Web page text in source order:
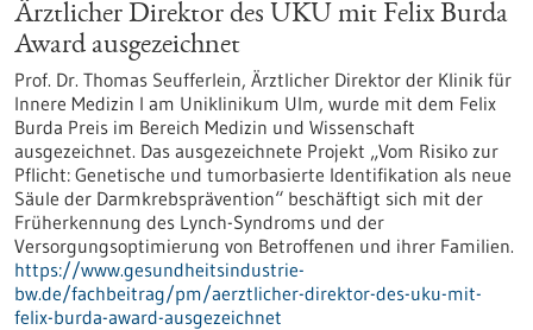
Ärztlicher Direktor des UKU mit Felix Burda
Award ausgezeichnet
Prof. Dr. Thomas Seufferlein, Ärztlicher Direktor der Klinik für
Innere Medizin I am Uniklinikum Ulm, wurde mit dem Felix
Burda Preis im Bereich Medizin und Wissenschaft
ausgezeichnet. Das ausgezeichnete Projekt „Vom Risiko zur
Pflicht: Genetische und tumorbasierte Identifikation als neue
Säule der Darmkrebsprävention“ beschäftigt sich mit der
Früherkennung des Lynch-​Syndroms und der
Versorgungsoptimierung von Betroffenen und ihrer Familien.
https://www.gesundheitsindustrie-
bw.de/fachbeitrag/pm/aerztlicher-direktor-des-uku-mit-
felix-burda-award-ausgezeichnet